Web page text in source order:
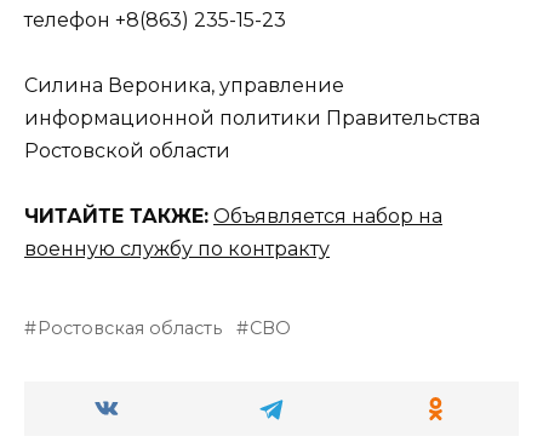
телефон +8(863) 235-15-23
Силина Вероника, управление
информационной политики Правительства
Ростовской области
ЧИТАЙТЕ ТАКЖЕ: Объявляется набор на
военную службу по контракту
Ростовская область СВО